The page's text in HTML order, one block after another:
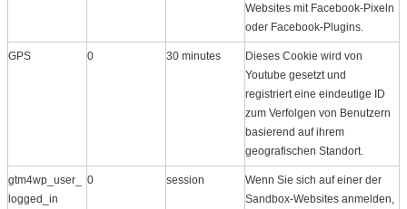
Websites mit Facebook-Pixeln
oder Facebook-Plugins.
GPS 0 30 minutes
Dieses Cookie wird von
Youtube gesetzt und
registriert eine eindeutige ID
zum Verfolgen von Benutzern
basierend auf ihrem
geografischen Standort.
gtm4wp_user_
logged_in
0 session
Wenn Sie sich auf einer der
Sandbox-Websites anmelden,